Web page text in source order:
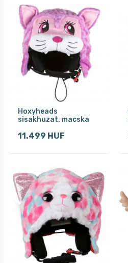
Hoxyheads
sisakhuzat, macska
11.499 HUF